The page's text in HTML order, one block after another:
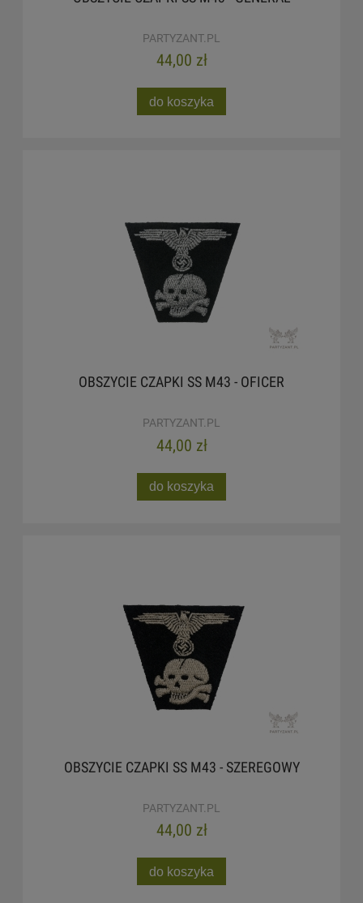
PARTYZANT.PL
44,00 zł
do koszyka
OBSZYCIE CZAPKI SS M43 - OFICER
PARTYZANT.PL
44,00 zł
do koszyka
OBSZYCIE CZAPKI SS M43 - SZEREGOWY
PARTYZANT.PL
44,00 zł
do koszyka